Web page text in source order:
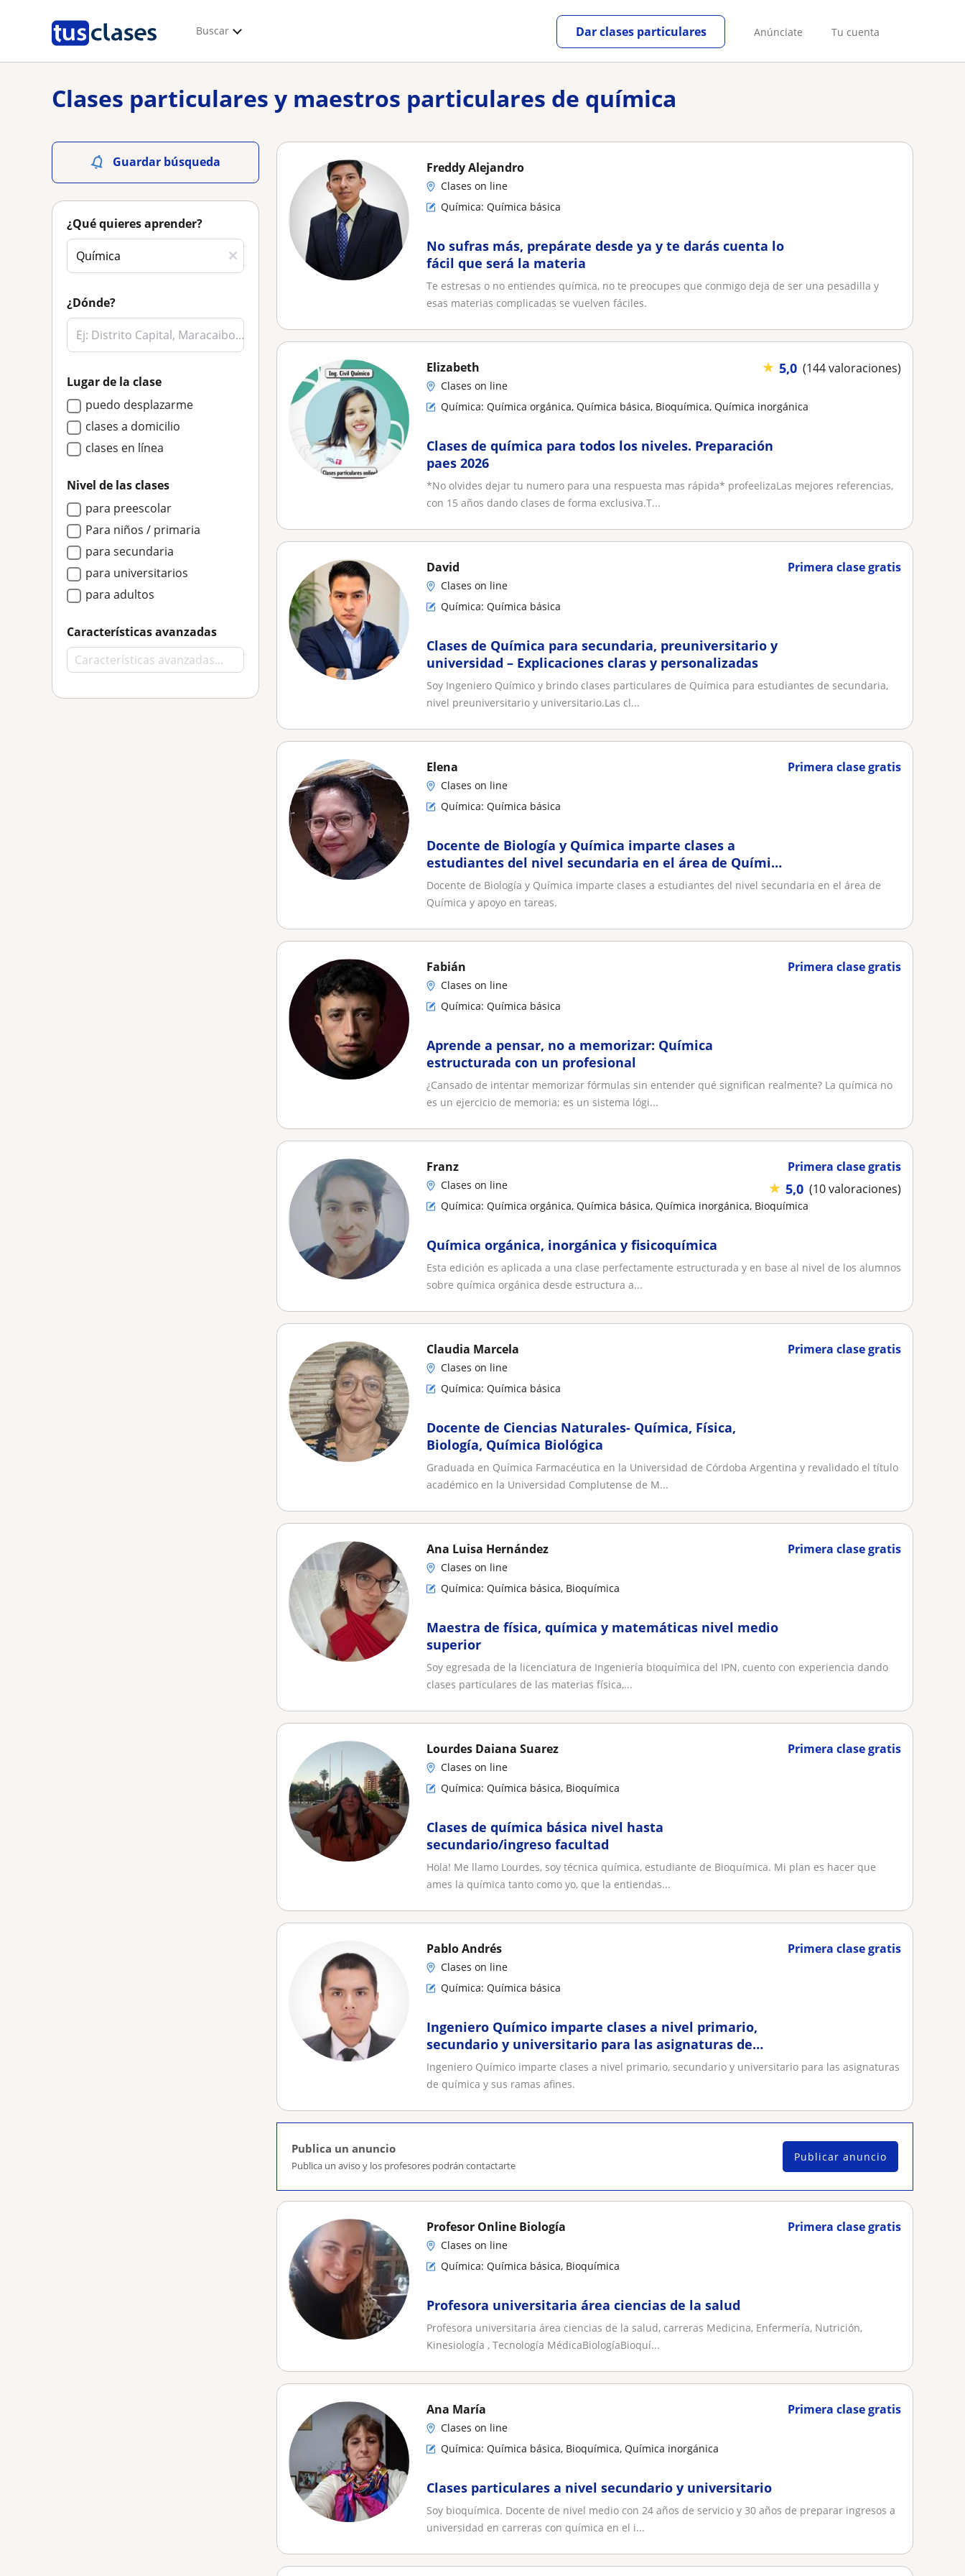
Buscar Anúnciate Tu cuenta
Dar clases particulares
Clases particulares y maestros particulares de química
Guardar búsqueda
¿Qué quieres aprender?
¿Dónde?
Lugar de la clase
puedo desplazarme
clases a domicilio
clases en línea
Nivel de las clases
para preescolar
Para niños / primaria
para secundaria
para universitarios
para adultos
Características avanzadas
Freddy Alejandro
Clases on line
Química: Química básica
No sufras más, prepárate desde ya y te darás cuenta lo
fácil que será la materia
Te estresas o no entiendes química, no te preocupes que conmigo deja de ser una pesadilla y
esas materias complicadas se vuelven fáciles.
★ 5,0 (144 valoraciones)
Elizabeth
Clases on line
Química: Química orgánica, Química básica, Bioquímica, Química inorgánica
Clases de química para todos los niveles. Preparación
paes 2026
*No olvides dejar tu numero para una respuesta mas rápida* profeelizaLas mejores referencias,
con 15 años dando clases de forma exclusiva.T...
Primera clase gratis
David
Clases on line
Química: Química básica
Clases de Química para secundaria, preuniversitario y
universidad – Explicaciones claras y personalizadas
Soy Ingeniero Químico y brindo clases particulares de Química para estudiantes de secundaria,
nivel preuniversitario y universitario.Las cl...
Primera clase gratis
Elena
Clases on line
Química: Química básica
Docente de Biología y Química imparte clases a
estudiantes del nivel secundaria en el área de Química
y apoyo en tareas
Docente de Biología y Química imparte clases a estudiantes del nivel secundaria en el área de
Química y apoyo en tareas.
Primera clase gratis
Fabián
Clases on line
Química: Química básica
Aprende a pensar, no a memorizar: Química
estructurada con un profesional
¿Cansado de intentar memorizar fórmulas sin entender qué significan realmente? La química no
es un ejercicio de memoria; es un sistema lógi...
Primera clase gratis
★ 5,0 (10 valoraciones)
Franz
Clases on line
Química: Química orgánica, Química básica, Química inorgánica, Bioquímica
Química orgánica, inorgánica y fisicoquímica
Esta edición es aplicada a una clase perfectamente estructurada y en base al nivel de los alumnos
sobre química orgánica desde estructura a...
Primera clase gratis
Claudia Marcela
Clases on line
Química: Química básica
Docente de Ciencias Naturales- Química, Física,
Biología, Química Biológica
Graduada en Química Farmacéutica en la Universidad de Córdoba Argentina y revalidado el título
académico en la Universidad Complutense de M...
Primera clase gratis
Ana Luisa Hernández
Clases on line
Química: Química básica, Bioquímica
Maestra de física, química y matemáticas nivel medio
superior
Soy egresada de la licenciatura de Ingeniería bioquímica del IPN, cuento con experiencia dando
clases particulares de las materias física,...
Primera clase gratis
Lourdes Daiana Suarez
Clases on line
Química: Química básica, Bioquímica
Clases de química básica nivel hasta
secundario/ingreso facultad
Hola! Me llamo Lourdes, soy técnica química, estudiante de Bioquímica. Mi plan es hacer que
ames la química tanto como yo, que la entiendas...
Primera clase gratis
Pablo Andrés
Clases on line
Química: Química básica
Ingeniero Químico imparte clases a nivel primario,
secundario y universitario para las asignaturas de
química y sus ramas afines
Ingeniero Químico imparte clases a nivel primario, secundario y universitario para las asignaturas
de química y sus ramas afines.
Publica un anuncio
Publica un aviso y los profesores podrán contactarte
Publicar anuncio
Primera clase gratis
Profesor Online Biología
Clases on line
Química: Química básica, Bioquímica
Profesora universitaria área ciencias de la salud
Profesora universitaria área ciencias de la salud, carreras Medicina, Enfermería, Nutrición,
Kinesiología , Tecnología MédicaBiologíaBioquí...
Primera clase gratis
Ana María
Clases on line
Química: Química básica, Bioquímica, Química inorgánica
Clases particulares a nivel secundario y universitario
Soy bioquímica. Docente de nivel medio con 24 años de servicio y 30 años de preparar ingresos a
universidad en carreras con química en el i...